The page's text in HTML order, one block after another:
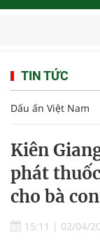
TIN TỨC
Dấu ấn Việt Nam
Kiên
phát
cho bà
15:11 | 02/04/